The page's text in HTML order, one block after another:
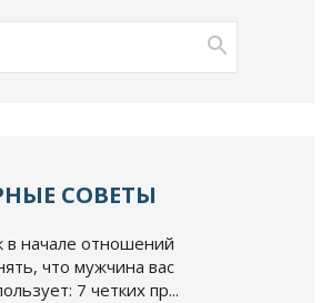
СОВЕТЫ
в начале отношений
что мужчина вас
7 четких пр...